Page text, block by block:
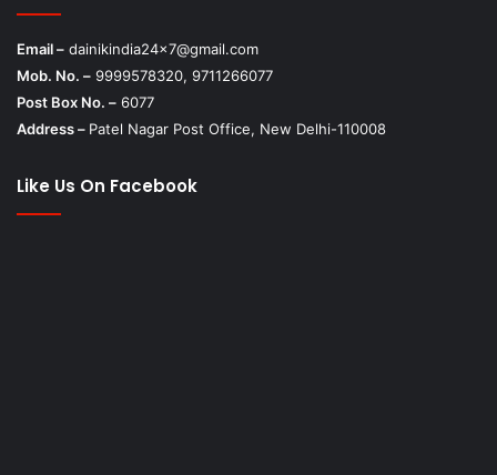
Email – dainikindia24x7@gmail.com
Mob. No. – 9999578320, 9711266077
Post Box No. – 6077
Address – Patel Nagar Post Office, New Delhi-110008
Like Us On Facebook